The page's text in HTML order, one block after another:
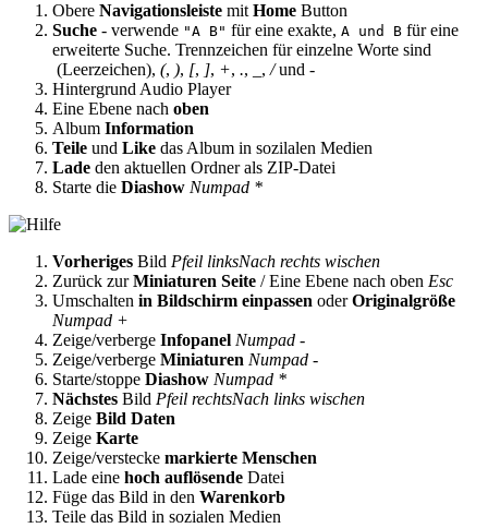
Obere Navigationsleiste mit Home Button
Suche - verwende "A B" für eine exakte, A und B für eine
erweiterte Suche. Trennzeichen für einzelne Worte sind
(Leerzeichen), (, ), [, ], +, ., , /und -
Hintergrund Audio Player
Eine Ebene nach oben
Album Information
Teile und Like das Album in sozilalen Medien
Lade den aktuellen Ordner als ZIP-Datei
Starte die Diashow Numpad *
Vorheriges Bild Pfeil linksNach rechts wischen
Zurück zurMiniaturen Seite / Eine Ebene nach oben Esc
Umschalten in Bildschirm einpassen oderOriginalgröße
Numpad +
Zeige/verberge Infopanel Numpad -
Zeige/verberge Miniaturen Numpad -
Starte/stoppe Diashow Numpad *
Nächstes Bild Pfeil rechtsNach links wischen
Zeige Bild Daten
Zeige Karte
Zeige/verstecke markierte Menschen
Lade eine hoch auflösende Datei
Füge das Bild in den Warenkorb
Teile das Bild in sozialen Medien